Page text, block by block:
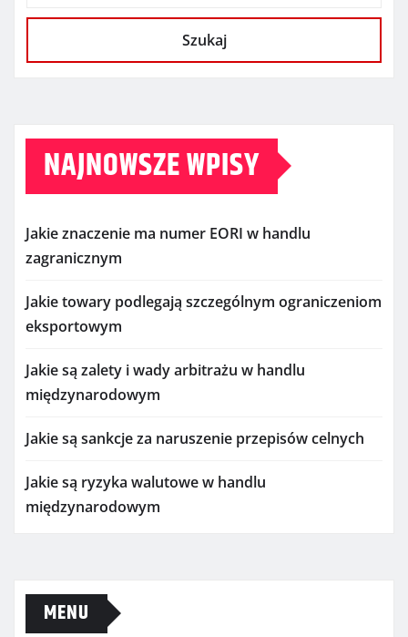
Szukaj
NAJNOWSZE WPISY
Jakie znaczenie ma numer EORI w handlu
zagranicznym
Jakie towary podlegają szczególnym ograniczeniom
eksportowym
Jakie są zalety i wady arbitrażu w handlu
międzynarodowym
Jakie są sankcje za naruszenie przepisów celnych
Jakie są ryzyka walutowe w handlu
międzynarodowym
MENU